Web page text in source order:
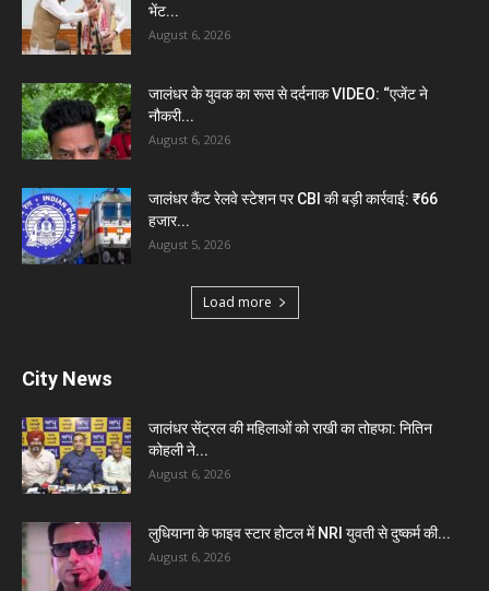
भेंट...
August 6, 2026
जालंधर के युवक का रूस से दर्दनाक VIDEO: “एजेंट ने
नौकरी...
August 6, 2026
जालंधर कैंट रेलवे स्टेशन पर CBI की बड़ी कार्रवाई: ₹66
हजार...
August 5, 2026
Load more
City News
जालंधर सेंट्रल की महिलाओं को राखी का तोहफा: नितिन
कोहली ने...
August 6, 2026
लुधियाना के फाइव स्टार होटल में NRI युवती से दुष्कर्म की...
August 6, 2026